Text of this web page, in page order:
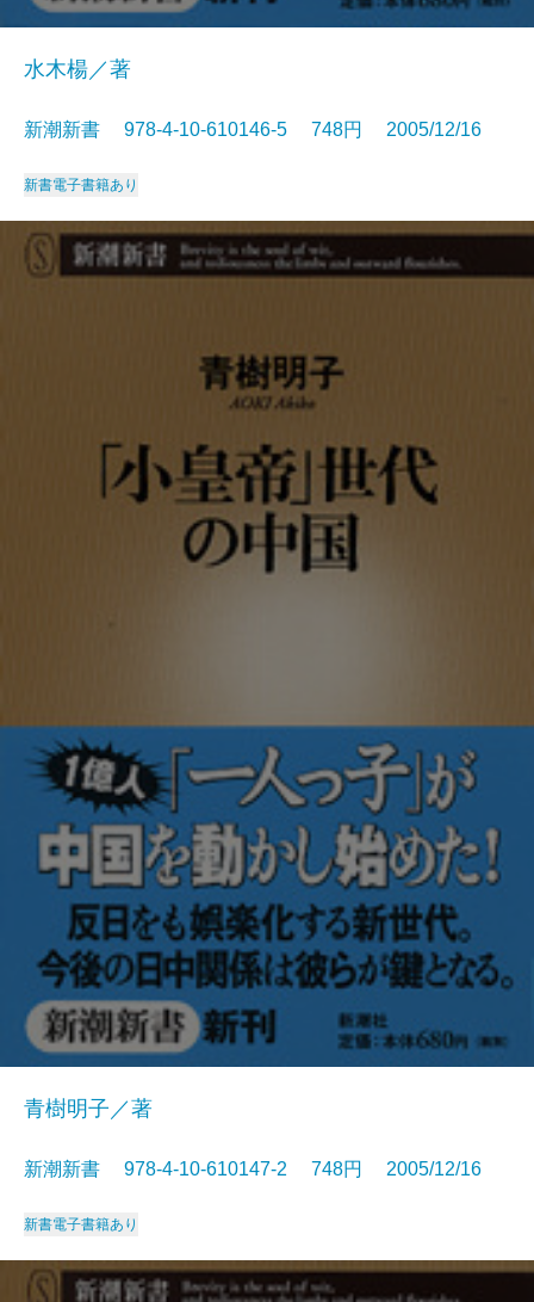
水木楊／著
新潮新書 978-4-10-610146-5 748円 2005/12/16
新書電子書籍あり
青樹明子／著
新潮新書 978-4-10-610147-2 748円 2005/12/16
新書電子書籍あり